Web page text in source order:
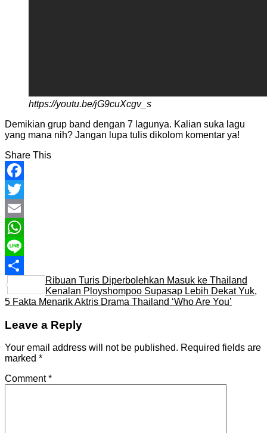
https://youtu.be/jG9cuXcgv_s
Demikian grup band dengan 7 lagunya. Kalian suka lagu
yang mana nih? Jangan lupa tulis dikolom komentar ya!
Share This
Facebook
Twitter
Email
WhatsApp
Line
Share
Ribuan Turis Diperbolehkan Masuk ke Thailand
Kenalan Ployshompoo Supasap Lebih Dekat Yuk,
5 Fakta Menarik Aktris Drama Thailand ‘Who Are You’
Leave a Reply
Your email address will not be published. Required fields are
marked *
Comment*